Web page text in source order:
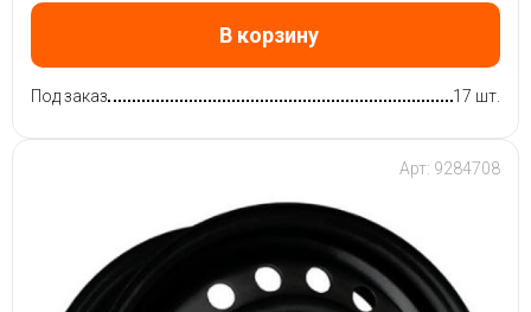
В корзину
Под заказ 17 шт.
Арт: 9284708